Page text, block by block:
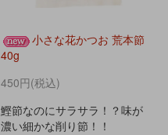
小さな花かつお 荒本節
40g
450円(税込)
鰹節なのにサラサラ！？味が
濃い細かな削り節！！